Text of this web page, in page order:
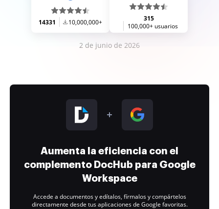
14331 10,000,000+
315
100,000+ usuarios
2 de junio de 2026
Aumenta la eficiencia con el
complemento DocHub para Google
Workspace
Accede a documentos y edítalos, fírmalos y compártelos
directamente desde tus aplicaciones de Google favoritas.